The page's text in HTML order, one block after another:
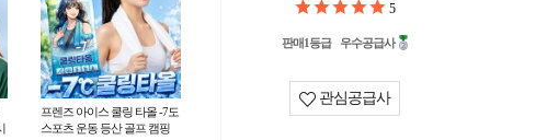
프렌즈 아이스 쿨링 타올 -7도
스포츠 운동 등산 골프 캠핑
5
판매1등급 우수공급사
관심공급사